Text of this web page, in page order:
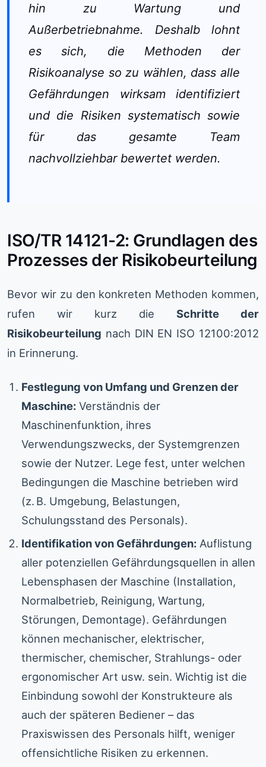
hin zu Wartung und
Außerbetriebnahme. Deshalb lohnt
es sich, die Methoden der
Risikoanalyse so zu wählen, dass alle
Gefährdungen wirksam identifiziert
und die Risiken systematisch sowie
für das gesamte Team
nachvollziehbar bewertet werden.
ISO/TR 14121-2: Grundlagen des
Prozesses der Risikobeurteilung
Bevor wir zu den konkreten Methoden kommen,
rufen wir kurz die Schritte der
Risikobeurteilung nach DIN EN ISO 12100:2012
in Erinnerung.
Festlegung von Umfang und Grenzen der
Maschine: Verständnis der
Maschinenfunktion, ihres
Verwendungszwecks, der Systemgrenzen
sowie der Nutzer. Lege fest, unter welchen
Bedingungen die Maschine betrieben wird
(z. B. Umgebung, Belastungen,
Schulungsstand des Personals).
Identifikation von Gefährdungen: Auflistung
aller potenziellen Gefährdungsquellen in allen
Lebensphasen der Maschine (Installation,
Normalbetrieb, Reinigung, Wartung,
Störungen, Demontage). Gefährdungen
können mechanischer, elektrischer,
thermischer, chemischer, Strahlungs- oder
ergonomischer Art usw. sein. Wichtig ist die
Einbindung sowohl der Konstrukteure als
auch der späteren Bediener – das
Praxiswissen des Personals hilft, weniger
offensichtliche Risiken zu erkennen.